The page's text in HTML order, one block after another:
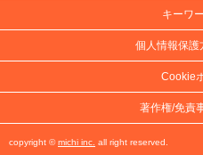
キーワ
個人情報保護
Cookie
著作権/免責
copyright ©michi inc. all right reserved.